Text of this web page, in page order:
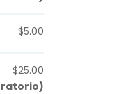
$5.00
$25.00